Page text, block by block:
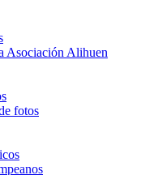
Asociación Alihuen
fotos